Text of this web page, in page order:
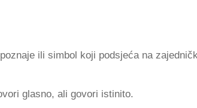
ili simbol koji podsjeća na
glasno, ali govori istinito.